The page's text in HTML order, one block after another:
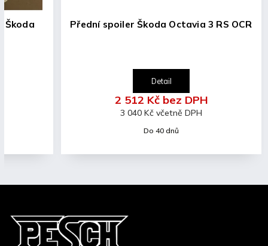
Přední spoiler Škoda Octavia 3 RS OCR
Do 40 dnů
3 040 Kč včetně DPH
2 512 Kč bez DPH
Detail